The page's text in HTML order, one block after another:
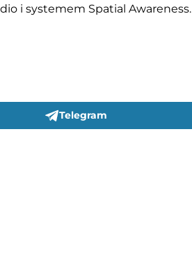
i systemem Spatial Awareness.
Telegram